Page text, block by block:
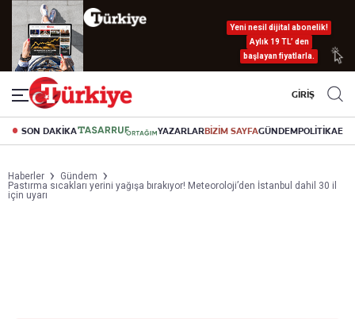
Yeni nesil dijital abonelik!
Aylık 19 TL’ den
başlayan fiyatlarla.
GİRİŞ
SON DAKİKA YAZARLARBİZİM SAYFAGÜNDEMPOLİTİKA
Haberler
Gündem
Pastırma sıcakları yerini yağışa bırakıyor! Meteoroloji’den İstanbul dahil 30 il
için uyarı